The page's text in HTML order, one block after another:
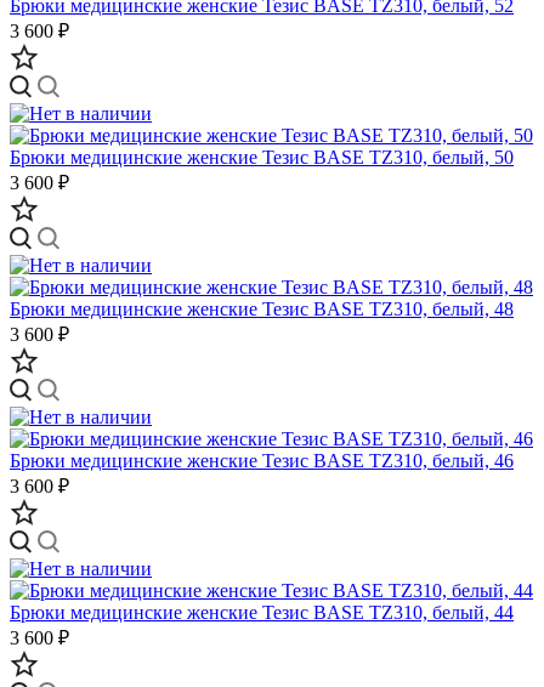
Брюки медицинские женские Тезис BASE TZ310, белый, 52
3 600 ₽
Брюки медицинские женские Тезис BASE TZ310, белый, 50
3 600 ₽
Брюки медицинские женские Тезис BASE TZ310, белый, 48
3 600 ₽
Брюки медицинские женские Тезис BASE TZ310, белый, 46
3 600 ₽
Брюки медицинские женские Тезис BASE TZ310, белый, 44
3 600 ₽